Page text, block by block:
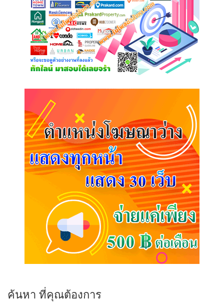
ค้นหา ที่คุณต้องการ